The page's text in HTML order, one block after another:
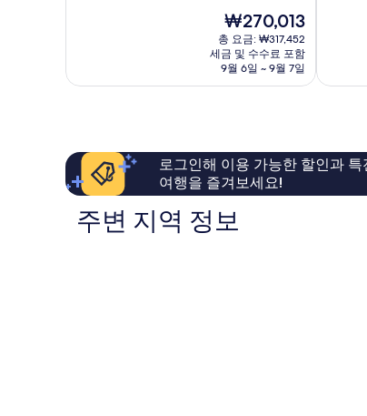
파,
로
Piran
매
요,
용
기
125
현
재
요
금
₩270,013
₩270,013
총 요금: ₩317,452
세금 및 수수료 포함
9월 6일 ~ 9월 7일
래
&
스
매
요,
이
로그인해 이용 가능한 할인과
여행을 즐겨보세요!
주변 지역 정보